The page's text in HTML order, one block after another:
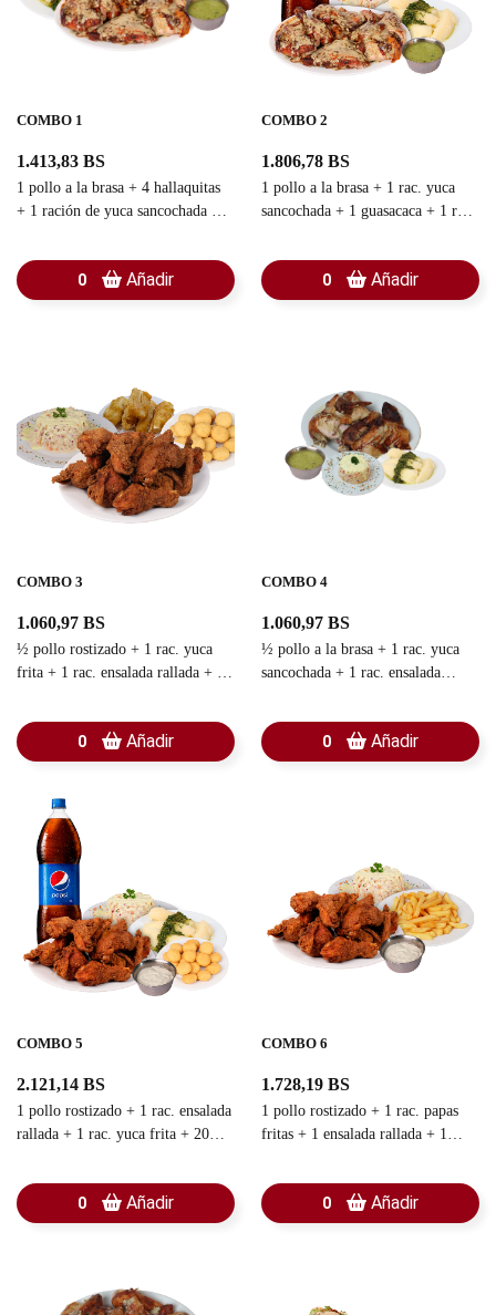
COMBO 1
1.413,83 BS
1 pollo a la brasa + 4 hallaquitas
+ 1 ración de yuca sancochada + 1
0 Añadir
COMBO 2
1.806,78 BS
1 pollo a la brasa + 1 rac. yuca
sancochada + 1 guasacaca + 1 rac.
familiar
0 Añadir
COMBO 3
1.060,97 BS
½ pollo rostizado + 1 rac. yuca
frita + 1 rac. ensalada rallada + 10
0 Añadir
COMBO 4
1.060,97 BS
½ pollo a la brasa + 1 rac. yuca
sancochada + 1 rac. ensalada
0 Añadir
COMBO 5
2.121,14 BS
1 pollo rostizado + 1 rac. ensalada
rallada + 1 rac. yuca frita + 20
refresco familiar
0 Añadir
COMBO 6
1.728,19 BS
1 pollo rostizado + 1 rac. papas
fritas + 1 ensalada rallada + 1
0 Añadir